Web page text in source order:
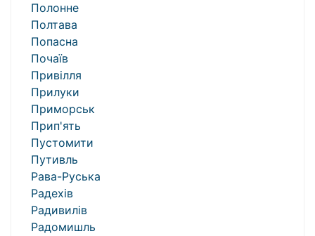
Полонне
Полтава
Попасна
Почаїв
Привілля
Прилуки
Приморськ
Прип'ять
Пустомити
Путивль
Рава-Руська
Радехів
Радивилів
Радомишль